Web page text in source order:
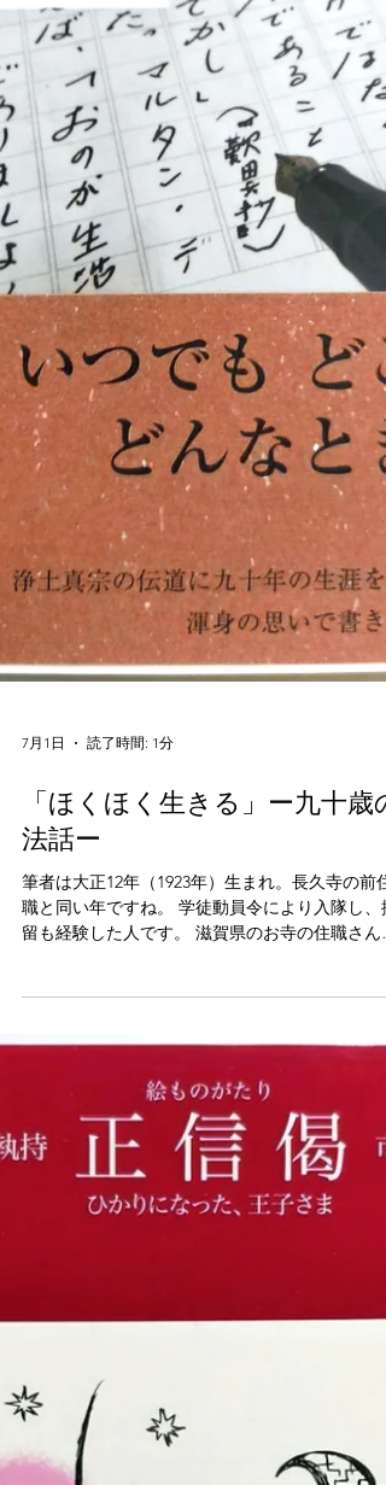
7月1日 読了時間: 1分
筆者は大正12年（1923年）生まれ。長久寺の前住
職と同い年ですね。 学徒動員令により入隊し、抑
留も経験した人です。 滋賀県のお寺の住職さんで
布教使さんでした。平成7年には喉頭がんで 声を
いましたが、文章でその使命を果たし続けまし
た。 90歳までの長き生涯を、伝えること、表現す
ることに全力で向き合いました。 榎本栄一さんの